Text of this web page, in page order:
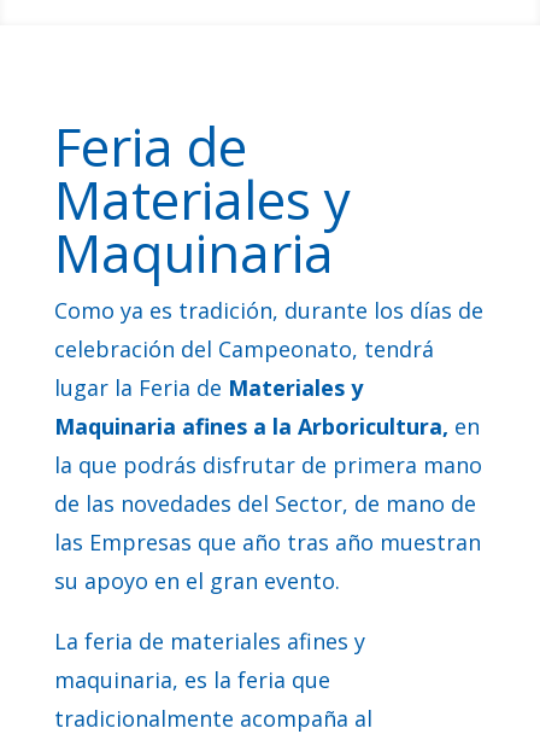
Feria de
Materiales y
Maquinaria
Como ya es tradición, durante los días de
celebración del Campeonato, tendrá
lugar la Feria de Materiales y
Maquinaria afines a la Arboricultura, en
la que podrás disfrutar de primera mano
de las novedades del Sector, de mano de
las Empresas que año tras año muestran
su apoyo en el gran evento.
La feria de materiales afines y
maquinaria, es la feria que
tradicionalmente acompaña al